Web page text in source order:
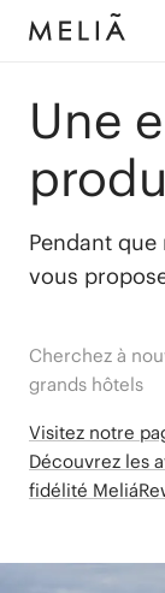
Une
Pendant
vous
Cherchez à
grands hôtels
Visitez notre
Découvrez les
fidélité